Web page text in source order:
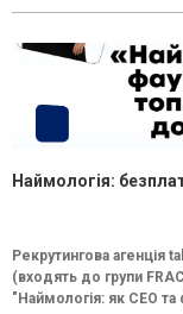
Наймологія:
Рекрутингова агенція
(входять до групи
"Наймологія: як СEO